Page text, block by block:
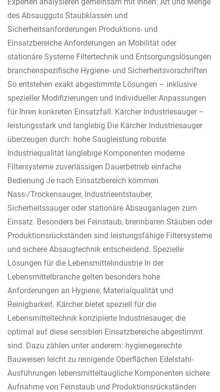
des Absaugguts Staubklassen und
Sicherheitsanforderungen Produktions- und
Einsatzbereiche Anforderungen an Mobilität oder
stationäre Systeme Filtertechnik und Entsorgungslösungen
branchenspezifische Hygiene- und Sicherheitsvorschriften
So entstehen exakt abgestimmte Lösungen – inklusive
spezieller Modifizierungen und individueller Anpassungen
für Ihren konkreten Einsatzfall. Kärcher Industriesauger –
leistungsstark und langlebig Die Kärcher Industriesauger
überzeugen durch: hohe Saugleistung robuste
Industriequalität langlebige Komponenten moderne
Filtersysteme zuverlässigen Dauerbetrieb einfache
Bedienung Je nach Einsatzbereich kommen
Nass-/Trockensauger, Industrieentstauber,
Sicherheitssauger oder stationäre Absauganlagen zum
Einsatz. Besonders bei Feinstaub, brennbaren Stäuben oder
Produktionsrückständen sind leistungsfähige Filtersysteme
und sichere Absaugtechnik entscheidend. Spezielle
Lösungen für die Lebensmittelindustrie In der
Lebensmittelbranche gelten besonders hohe
Anforderungen an Hygiene, Materialqualität und
Reinigbarkeit. Kärcher bietet speziell für die
Lebensmitteltechnik konzipierte Industriesauger, die
optimal auf diese sensiblen Einsatzbereiche abgestimmt
sind. Dazu zählen unter anderem: hygienegerechte
Bauweisen leicht zu reinigende Oberflächen Edelstahl-
Ausführungen lebensmitteltaugliche Komponenten sichere
Aufnahme von Feinstaub und Produktionsrückständen